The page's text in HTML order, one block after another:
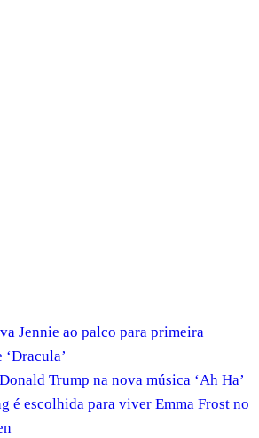
Jennie ao palco para primeira
Trump na nova música ‘Ah Ha’
é escolhida para viver Emma Frost no